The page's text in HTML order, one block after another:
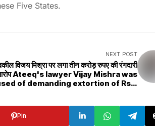
Five States.
NEXT POST
विजय मिश्रा पर लगा तीन करोड़ रुपए की रंगदारी
आरोप Ateeq's lawyer Vijay Mishra was
of demanding extortion of Rs 3
Pin